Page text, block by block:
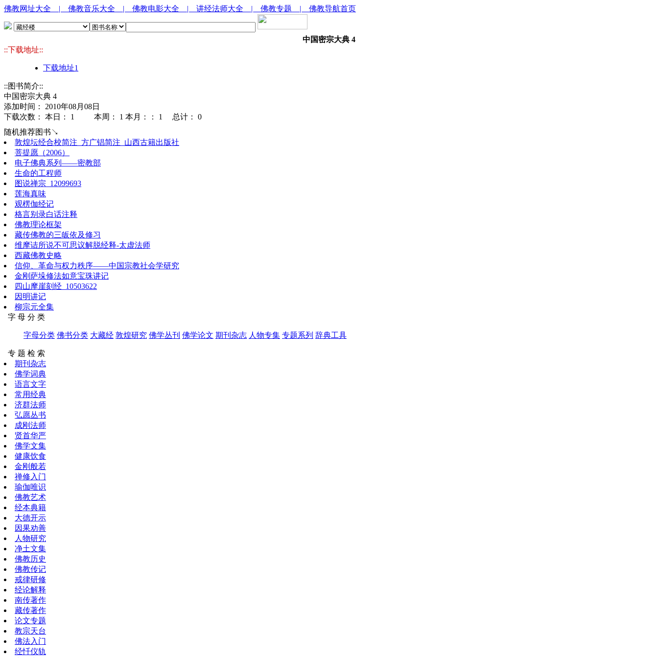
佛教网址大全 | 佛教音乐大全 | 佛教电影大全 | 讲经法师大全 | 佛教专题 | 佛教导航首页
中国密宗大典 4
::下载地址::
下载地址1
::图书简介::
中国密宗大典 4
添加时间： 2010年08月08日
下载次数： 本日： 1 本周： 1 本月：： 1 总计： 0
随机推荐图书↘
敦煌坛经合校简注_方广锠简注_山西古籍出版社
菩提愿（2006）
电子佛典系列——密教部
生命的工程师
图说禅宗_12099693
莲海真味
观楞伽经记
格言别录白话注释
佛教理论框架
藏传佛教的三皈依及修习
维摩诘所说不可思议解脱经释-太虚法师
西藏佛教史略
信仰、革命与权力秩序——中国宗教社会学研究
金刚萨垛修法如意宝珠讲记
四山摩崖刻经_10503622
因明讲记
柳宗元全集
字 母 分 类
字母分类 佛书分类 大藏经 敦煌研究 佛学丛刊 佛学论文 期刊杂志 人物专集 专题系列 辞典工具
专 题 检 索
期刊杂志
佛学词典
语言文字
常用经典
济群法师
弘愿丛书
成刚法师
贤首华严
佛学文集
健康饮食
金刚般若
禅修入门
瑜伽唯识
佛教艺术
经本典籍
大德开示
因果劝善
人物研究
净土文集
佛教历史
佛教传记
戒律研修
经论解释
南传著作
藏传著作
论文专题
教宗天台
佛法入门
经忏仪轨